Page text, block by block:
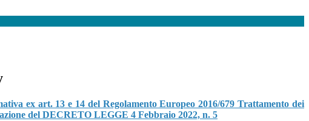
ex art. 13 e 14 del Regolamento Europeo 2016/679 Trattamento dei
del DECRETO LEGGE 4 Febbraio 2022, n. 5